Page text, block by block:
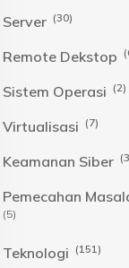
Server (30)
Remote Dekstop
Sistem Operasi (2)
Virtualisasi (7)
Keamanan Siber
Pemecahan
(5)
Teknologi (151)